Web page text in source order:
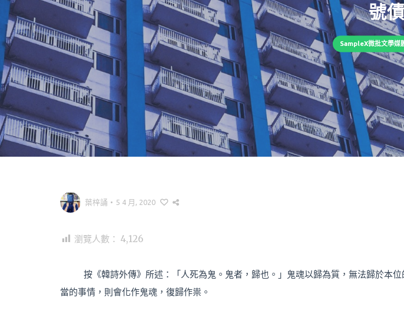
號
SampleX微批文學媒
葉梓誦 • 5 4 月, 2020
瀏覽人數： 4,126
按《韓詩外傳》所述：「人死為鬼。鬼者，歸也。」鬼魂以歸為質，無法歸於本
當的事情，則會化作鬼魂，復歸作祟。